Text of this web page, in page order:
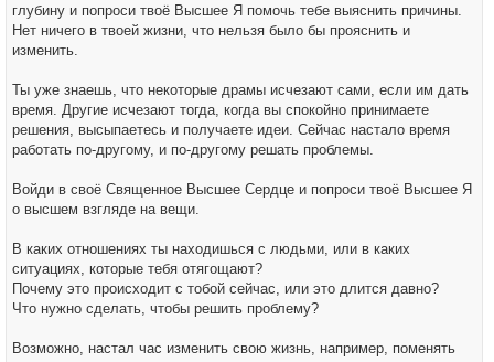
глубину и попроси твоё Высшее Я помочь тебе выяснить причины.
Нет ничего в твоей жизни, что нельзя было бы прояснить и
изменить.
Ты уже знаешь, что некоторые драмы исчезают сами, если им дать
время. Другие исчезают тогда, когда вы спокойно принимаете
решения, высыпаетесь и получаете идеи. Сейчас настало время
работать по-другому, и по-другому решать проблемы.
Войди в своё Священное Высшее Сердце и попроси твоё Высшее Я
о высшем взгляде на вещи.
В каких отношениях ты находишься с людьми, или в каких
ситуациях, которые тебя отягощают?
Почему это происходит с тобой сейчас, или это длится давно?
Что нужно сделать, чтобы решить проблему?
Возможно, настал час изменить свою жизнь, например, поменять